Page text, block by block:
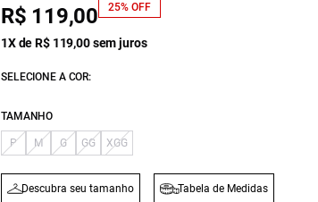
R$ 119,00 25% OFF
1X de R$ 119,00 sem juros
SELECIONE A COR:
TAMANHO
P M G GG XGG
Descubra seu tamanho Tabela de Medidas